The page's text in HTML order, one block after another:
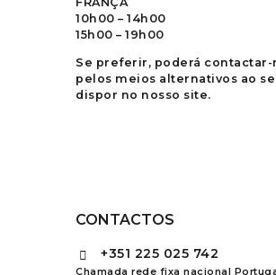
10h00 – 14h00
15h00 – 19h00
Se preferir, poderá contactar-
pelos meios alternativos ao
dispor no nosso site.
CONTACTOS
+351 225 025 742
Chamada rede fixa nacional